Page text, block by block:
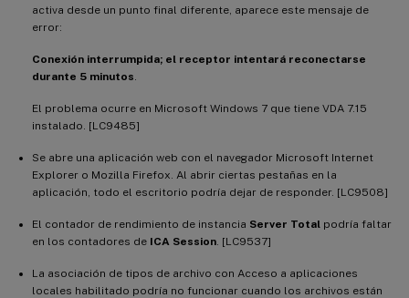
activa desde un punto final diferente, aparece este mensaje de
error:
Conexión interrumpida; el receptor intentará reconectarse
durante 5 minutos
El problema ocurre en Microsoft Windows 7 que tiene VDA 7.15
instalado. [LC9485]
Se abre una aplicación web con el navegador Microsoft Internet
Explorer o Mozilla Firefox. Al abrir ciertas pestañas en la
aplicación, todo el escritorio podría dejar de responder. [LC9508]
El contador de rendimiento de instancia Server Total podría faltar
en los contadores de ICA Session . [LC9537]
La asociación de tipos de archivo con Acceso a aplicaciones
locales habilitado podría no funcionar cuando los archivos están